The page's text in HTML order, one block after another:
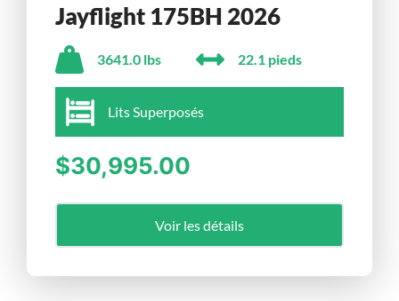
Jayflight 175BH 2026
3641.0 lbs 22.1 pieds
Lits Superposés
$30,995.00
Voir les détails